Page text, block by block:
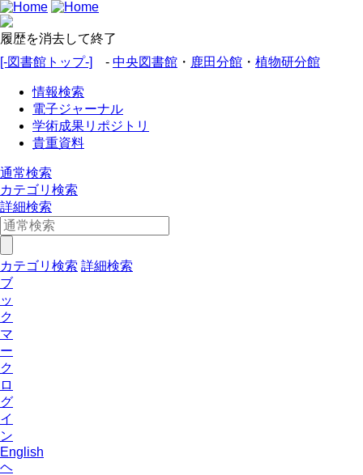
履歴を消去して終了
[-図書館トップ-]
- 中央図書館 ・ 鹿田分館 ・ 植物研分館
情報検索
電子ジャーナル
学術成果リポジトリ
貴重資料
通常検索
カテゴリ検索
詳細検索
カテゴリ検索 詳細検索
ブ
ッ
ク
マ
ー
ク
ロ
グ
イ
ン
English
ヘ